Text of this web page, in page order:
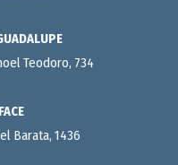
Teodoro, 734
Barata, 1436